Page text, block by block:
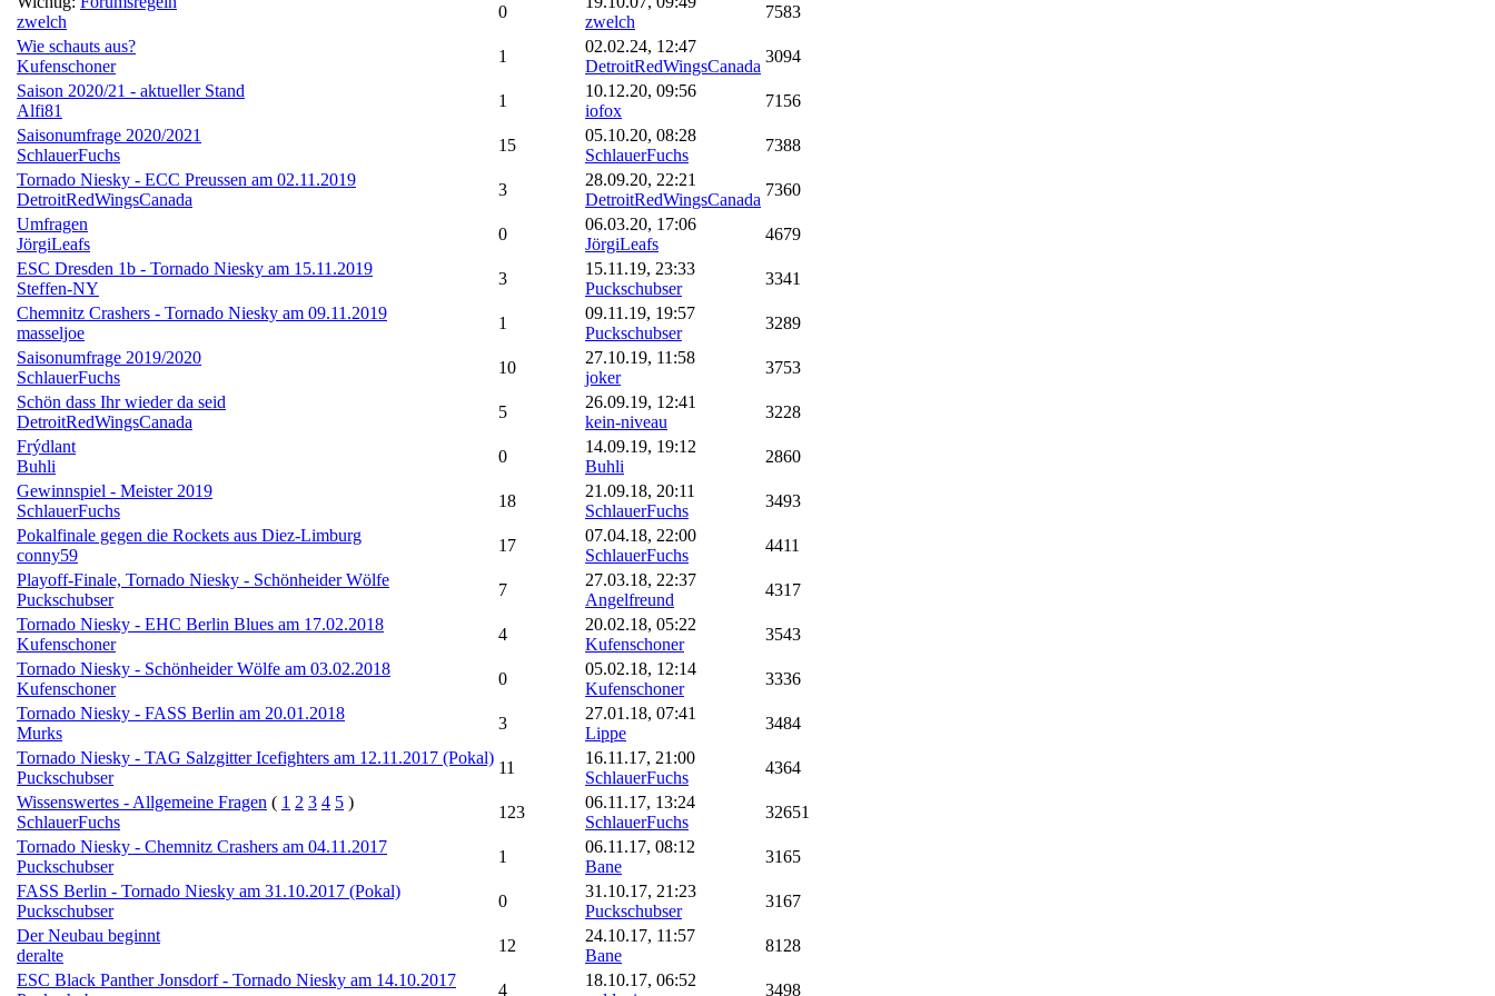
zwelch
0
zwelch
7583
Wie schauts aus?
Kufenschoner
1
02.02.24, 12:47
DetroitRedWingsCanada
3094
Saison 2020/21 - aktueller Stand
Alfi81
1
10.12.20, 09:56
iofox
7156
Saisonumfrage 2020/2021
SchlauerFuchs
15
05.10.20, 08:28
SchlauerFuchs
7388
Tornado Niesky - ECC Preussen am 02.11.2019
DetroitRedWingsCanada
3
28.09.20, 22:21
DetroitRedWingsCanada
7360
Umfragen
JörgiLeafs
0
06.03.20, 17:06
JörgiLeafs
4679
ESC Dresden 1b - Tornado Niesky am 15.11.2019
Steffen-NY
3
15.11.19, 23:33
Puckschubser
3341
Chemnitz Crashers - Tornado Niesky am 09.11.2019
masseljoe
1
09.11.19, 19:57
Puckschubser
3289
Saisonumfrage 2019/2020
SchlauerFuchs
10
27.10.19, 11:58
joker
3753
Schön dass Ihr wieder da seid
DetroitRedWingsCanada
5
26.09.19, 12:41
kein-niveau
3228
Frýdlant
Buhli
0
14.09.19, 19:12
Buhli
2860
Gewinnspiel - Meister 2019
SchlauerFuchs
18
21.09.18, 20:11
SchlauerFuchs
3493
Pokalfinale gegen die Rockets aus Diez-Limburg
conny59
17
07.04.18, 22:00
SchlauerFuchs
4411
Playoff-Finale, Tornado Niesky - Schönheider Wölfe
Puckschubser
7
27.03.18, 22:37
Angelfreund
4317
Tornado Niesky - EHC Berlin Blues am 17.02.2018
Kufenschoner
4
20.02.18, 05:22
Kufenschoner
3543
Tornado Niesky - Schönheider Wölfe am 03.02.2018
Kufenschoner
0
05.02.18, 12:14
Kufenschoner
3336
Tornado Niesky - FASS Berlin am 20.01.2018
Murks
3
27.01.18, 07:41
Lippe
3484
Tornado Niesky - TAG Salzgitter Icefighters am 12.11.2017 (Pokal)
Puckschubser
11
16.11.17, 21:00
SchlauerFuchs
4364
Wissenswertes - Allgemeine Fragen ( 1 2 3 4 5 )
SchlauerFuchs
123
06.11.17, 13:24
SchlauerFuchs
32651
Tornado Niesky - Chemnitz Crashers am 04.11.2017
Puckschubser
1
06.11.17, 08:12
Bane
3165
FASS Berlin - Tornado Niesky am 31.10.2017 (Pokal)
Puckschubser
0
31.10.17, 21:23
Puckschubser
3167
Der Neubau beginnt
deralte
12
24.10.17, 11:57
Bane
8128
ESC Black Panther Jonsdorf - Tornado Niesky am 14.10.2017
4
18.10.17, 06:52
3498